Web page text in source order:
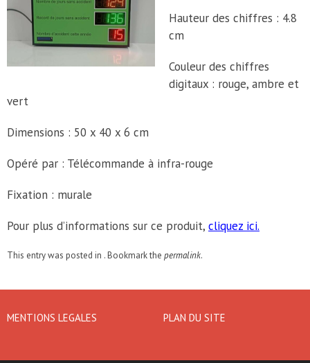
Hauteur des chiffres : 4.8
cm
Couleur des chiffres
digitaux : rouge, ambre et
vert
Dimensions : 50 x 40 x 6 cm
Opéré par : Télécommande à infra-rouge
Fixation : murale
Pour plus d’informations sur ce produit, cliquez ici.
This entry was posted in . Bookmark the permalink.
MENTIONS LEGALES PLAN DU SITE